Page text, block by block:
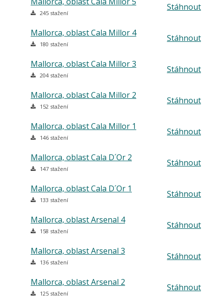
245 stažení
Stáhnout
Mallorca, oblast Cala Millor 4
180 stažení
Stáhnout
Mallorca, oblast Cala Millor 3
204 stažení
Stáhnout
Mallorca, oblast Cala Millor 2
152 stažení
Stáhnout
Mallorca, oblast Cala Millor 1
146 stažení
Stáhnout
Mallorca, oblast Cala D´Or 2
147 stažení
Stáhnout
Mallorca, oblast Cala D´Or 1
133 stažení
Stáhnout
Mallorca, oblast Arsenal 4
158 stažení
Stáhnout
Mallorca, oblast Arsenal 3
136 stažení
Stáhnout
Mallorca, oblast Arsenal 2
125 stažení
Stáhnout